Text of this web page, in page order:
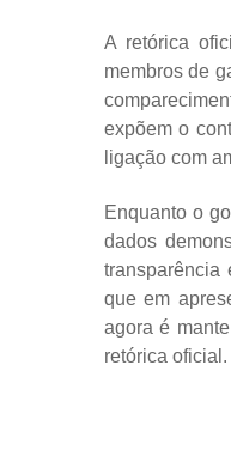
A retórica
membros de
expõem o
ligação com
Enquanto o
dados
transparência
que em
agora é
retórica oficial.